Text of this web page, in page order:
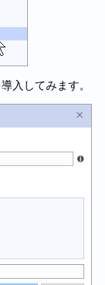
入してみます。